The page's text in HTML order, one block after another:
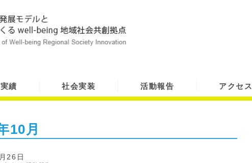
績 社会実装 活動報告 アクセス
10月
26日